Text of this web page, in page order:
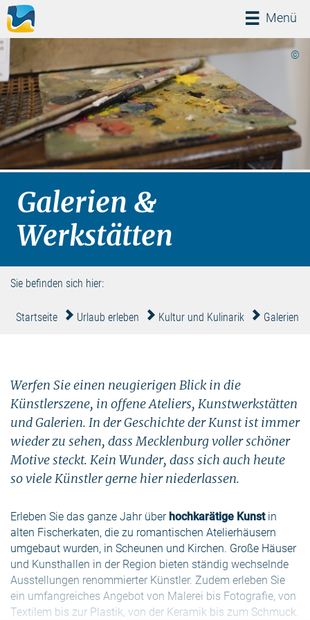
Menü
Menü
©
Galerien &
Werkstätten
Sie befinden sich hier:
Startseite Urlaub erleben Kultur und Kulinarik Galerien
Werfen Sie einen neugierigen Blick in die
Künstlerszene, in offene Ateliers, Kunstwerkstätten
und Galerien. In der Geschichte der Kunst ist immer
wieder zu sehen, dass Mecklenburg voller schöner
Motive steckt. Kein Wunder, dass sich auch heute
so viele Künstler gerne hier niederlassen.
Erleben Sie das ganze Jahr über hochkarätige Kunstin
alten Fischerkaten, die zu romantischen Atelierhäusern
umgebaut wurden, in Scheunen und Kirchen. Große Häuser
und Kunsthallen in der Region bieten ständig wechselnde
Ausstellungen renommierter Künstler. Zudem erleben Sie
ein umfangreiches Angebot von Malerei bis Fotografie, von
Textilem bis zur Plastik, von der Keramik bis zum Schmuck.